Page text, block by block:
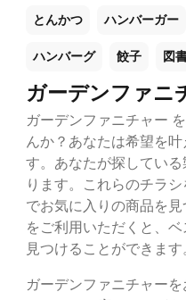
とんかつ ハンバーガー
ハンバーグ 餃子 図
ガーデンファニ
ガーデンファニチャー
んか？あなたは希望を
す。あなたが探してい
ります。これらのチラ
でお気に入りの商品を見
をご利用いただくと、
見つけることができます。
ガーデンファニチャー